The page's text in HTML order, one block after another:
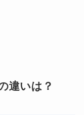
違いは？